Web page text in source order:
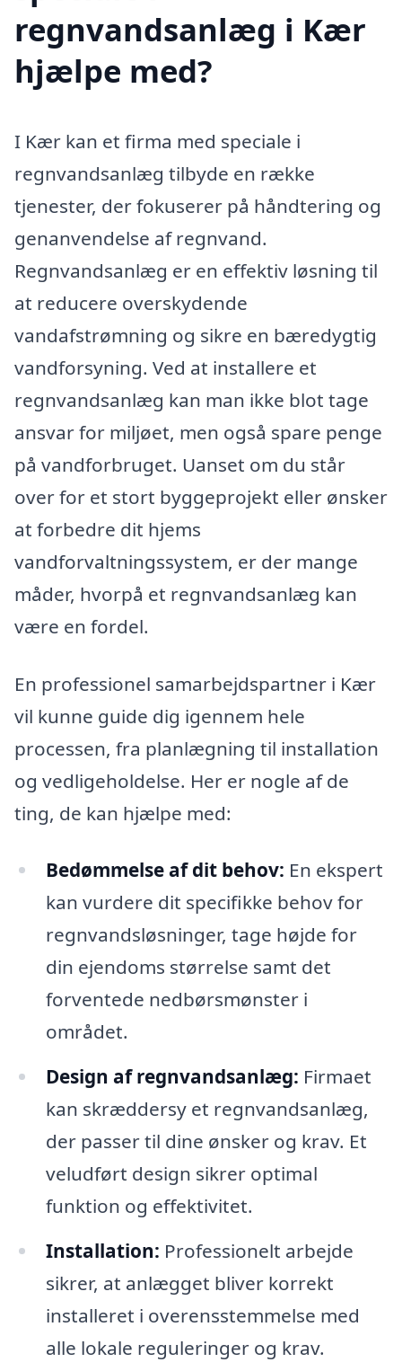
regnvandsanlæg i Kær
hjælpe med?
I Kær kan et firma med speciale i
regnvandsanlæg tilbyde en række
tjenester, der fokuserer på håndtering og
genanvendelse af regnvand.
Regnvandsanlæg er en effektiv løsning til
at reducere overskydende
vandafstrømning og sikre en bæredygtig
vandforsyning. Ved at installere et
regnvandsanlæg kan man ikke blot tage
ansvar for miljøet, men også spare penge
på vandforbruget. Uanset om du står
over for et stort byggeprojekt eller ønsker
at forbedre dit hjems
vandforvaltningssystem, er der mange
måder, hvorpå et regnvandsanlæg kan
være en fordel.
En professionel samarbejdspartner i Kær
vil kunne guide dig igennem hele
processen, fra planlægning til installation
og vedligeholdelse. Her er nogle af de
ting, de kan hjælpe med:
Bedømmelse af dit behov: En ekspert
kan vurdere dit specifikke behov for
regnvandsløsninger, tage højde for
din ejendoms størrelse samt det
forventede nedbørsmønster i
området.
Design af regnvandsanlæg: Firmaet
kan skræddersy et regnvandsanlæg,
der passer til dine ønsker og krav. Et
veludført design sikrer optimal
funktion og effektivitet.
Installation: Professionelt arbejde
sikrer, at anlægget bliver korrekt
installeret i overensstemmelse med
alle lokale reguleringer og krav.